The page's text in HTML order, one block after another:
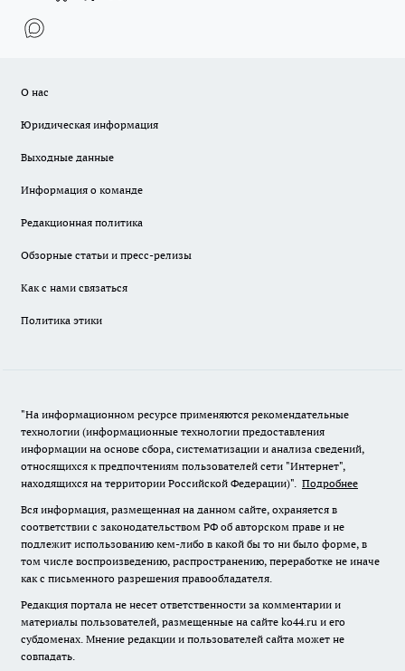
О нас
Юридическая информация
Выходные данные
Информация о команде
Редакционная политика
Обзорные статьи и пресс-релизы
Как с нами связаться
Политика этики
"На информационном ресурсе применяются рекомендательные
технологии (информационные технологии предоставления
информации на основе сбора, систематизации и анализа сведений,
относящихся к предпочтениям пользователей сети "Интернет",
находящихся на территории Российской Федерации)". Подробнее
Вся информация, размещенная на данном сайте, охраняется в
соответствии с законодательством РФ об авторском праве и не
подлежит использованию кем-либо в какой бы то ни было форме, в
том числе воспроизведению, распространению, переработке не иначе
как с письменного разрешения правообладателя.
Редакция портала не несет ответственности за комментарии и
материалы пользователей, размещенные на сайте ko44.ru и его
субдоменах. Мнение редакции и пользователей сайта может не
совпадать.